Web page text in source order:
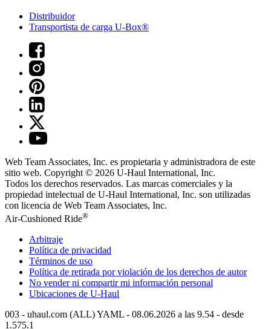
Distribuidor
Transportista de carga U-Box®
Web Team Associates, Inc. es propietaria y administradora de este
sitio web. Copyright © 2026 U-Haul International, Inc.
Todos los derechos reservados. Las marcas comerciales y la
propiedad intelectual de U-Haul International, Inc. son utilizadas
con licencia de Web Team Associates, Inc.
Air-Cushioned Ride®
Arbitraje
Política de privacidad
Términos de uso
Política de retirada por violación de los derechos de autor
No vender ni compartir mi información personal
Ubicaciones de U-Haul
003 - uhaul.com (ALL) YAML - 08.06.2026 a las 9.54 - desde
1.575.1